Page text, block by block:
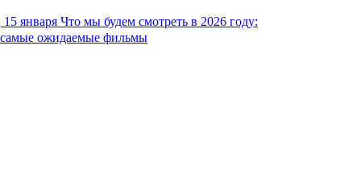
15 января Что мы будем смотреть в 2026 году:
самые ожидаемые фильмы